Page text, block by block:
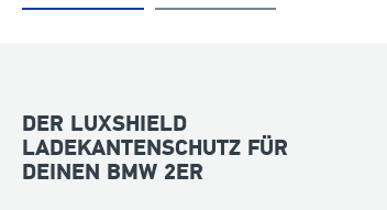
DER LUXSHIELD
LADEKANTENSCHUTZ FÜR
DEINEN BMW 2ER